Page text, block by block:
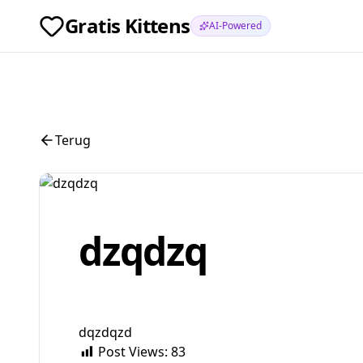
Gratis Kittens AI-Powered
Terug
dzqdzq
dqzdqzd
Post Views: 83